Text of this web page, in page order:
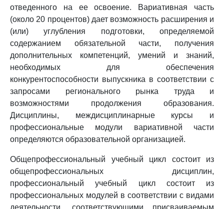
отведенного на ее освоение. Вариативная часть
(около 20 процентов) дает возможность расширения и
(или) углубления подготовки, определяемой
содержанием обязательной части, получения
дополнительных компетенций, умений и знаний,
необходимых для обеспечения
конкурентоспособности выпускника в соответствии с
запросами регионального рынка труда и
возможностями продолжения образования.
Дисциплины, междисциплинарные курсы и
профессиональные модули вариативной части
определяются образовательной организацией.
Общепрофессиональный учебный цикл состоит из
общепрофессиональных дисциплин,
профессиональный учебный цикл состоит из
профессиональных модулей в соответствии с видами
деятельности, соответствующими присваиваемым